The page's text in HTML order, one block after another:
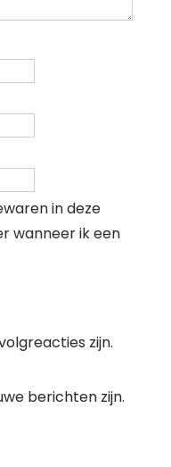
in deze
wanneer ik een
zijn.
berichten zijn.